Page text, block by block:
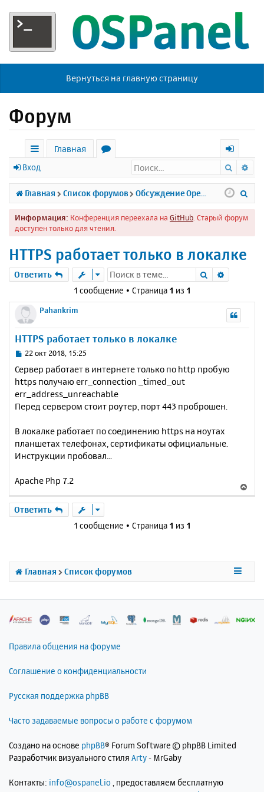
Вернуться на главную страницу
Форум
с
ы
л
к
Главная
р
у
м
х
о
д
Вход Поиск
Главная Список форумов
Информация: Конференция переехала на GitHub . Старый форум
доступен только для чтения.
HTTPS работает только в локалке
Ответить Поиск
1 сообщение • Страница 1 из 1
Pahankrim
HTTPS работает только в локалке
С
о
б
щ
е
е
22 окт 2018, 15:25
Сервер работает в интернете только по http пробую
https получаю err_connection _timed_out
err_address_unreachable
Перед сервером стоит роутер, порт 443 проброшен.
В локалке работает по соединению https на ноутах
планшетах телефонах, сертификаты официальные.
Инструкции пробовал...
Apache Php 7.2
е
с
н
ч
Ответить
1 сообщение • Страница 1 из 1
Главная Список форумов
Правила общения на форуме
Соглашение о конфиденциальности
Русская поддержка phpBB
Часто задаваемые вопросы о работе с форумом
Создано на основе phpBB® Forum Software © phpBB Limited
Разработчик визуального стиля Arty- MrGaby
Контакты: info@ospanel.io , предоставляем бесплатную